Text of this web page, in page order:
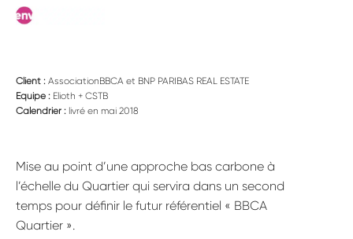
Client : AssociationBBCA et BNP PARIBAS REAL ESTATE
Equipe : Elioth + CSTB
Calendrier : livré en mai 2018
Mise au point d’une approche bas carbone à
l’échelle du Quartier qui servira dans un second
temps pour définir le futur référentiel « BBCA
Quartier ».